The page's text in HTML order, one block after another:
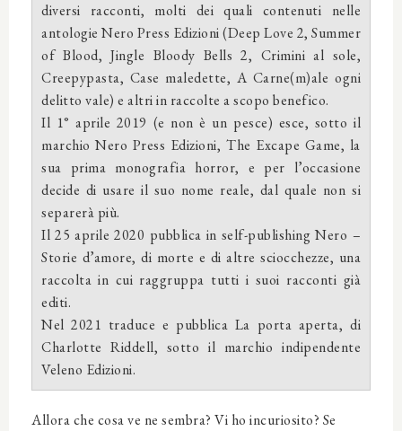
diversi racconti, molti dei quali contenuti nelle
antologie Nero Press Edizioni (Deep Love 2, Summer
of Blood, Jingle Bloody Bells 2, Crimini al sole,
Creepypasta, Case maledette, A Carne(m)ale ogni
delitto vale) e altri in raccolte a scopo benefico.
Il 1° aprile 2019 (e non è un pesce) esce, sotto il
marchio Nero Press Edizioni, The Excape Game, la
sua prima monografia horror, e per l’occasione
decide di usare il suo nome reale, dal quale non si
separerà più.
Il 25 aprile 2020 pubblica in self-publishing Nero –
Storie d’amore, di morte e di altre sciocchezze, una
raccolta in cui raggruppa tutti i suoi racconti già
editi.
Nel 2021 traduce e pubblica La porta aperta, di
Charlotte Riddell, sotto il marchio indipendente
Veleno Edizioni.
Allora che cosa ve ne sembra? Vi ho incuriosito? Se